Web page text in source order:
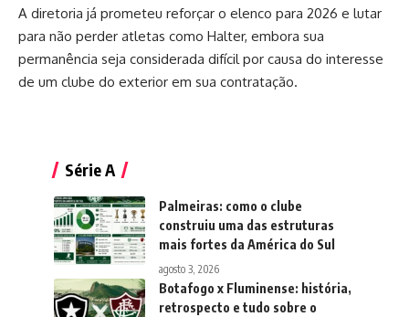
A diretoria já prometeu reforçar o elenco para 2026 e lutar
para não perder atletas como Halter, embora sua
permanência seja considerada difícil por causa do interesse
de um clube do exterior em sua contratação.
Série A
Palmeiras: como o clube
construiu uma das estruturas
mais fortes da América do Sul
agosto 3, 2026
Botafogo x Fluminense: história,
retrospecto e tudo sobre o